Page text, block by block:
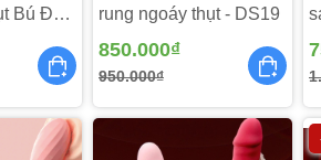
Nữ Cao Cấp DUREX được làm
được trơn tru, massage thăng
Bú Đk
rung ngoáy thụt - DS19
850.000₫
950.000₫